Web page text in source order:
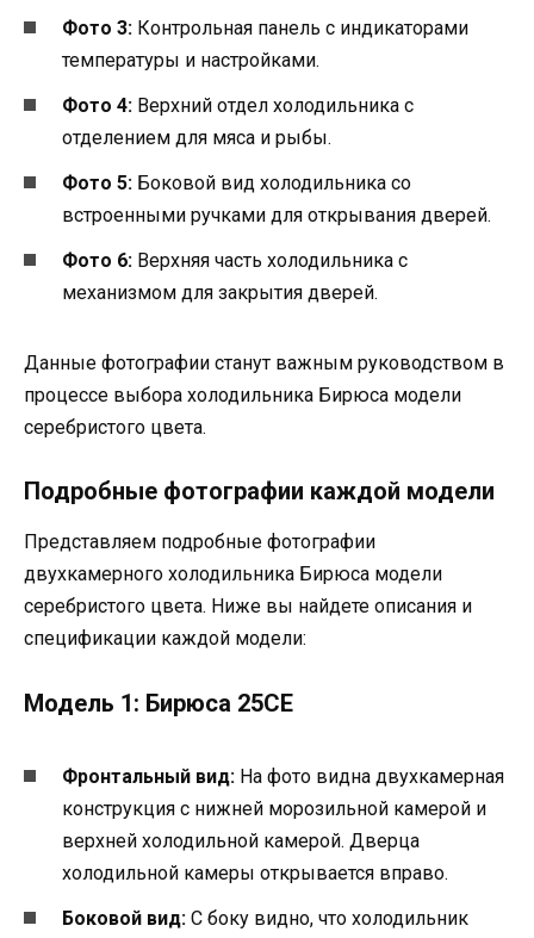
Фото 3: Контрольная панель с индикаторами
температуры и настройками.
Фото 4: Верхний отдел холодильника с
отделением для мяса и рыбы.
Фото 5: Боковой вид холодильника со
встроенными ручками для открывания дверей.
Фото 6: Верхняя часть холодильника с
механизмом для закрытия дверей.
Данные фотографии станут важным руководством в
процессе выбора холодильника Бирюса модели
серебристого цвета.
Подробные фотографии каждой модели
Представляем подробные фотографии
двухкамерного холодильника Бирюса модели
серебристого цвета. Ниже вы найдете описания и
спецификации каждой модели:
Модель 1: Бирюса 25СЕ
Фронтальный вид: На фото видна двухкамерная
конструкция с нижней морозильной камерой и
верхней холодильной камерой. Дверца
холодильной камеры открывается вправо.
Боковой вид: С боку видно, что холодильник